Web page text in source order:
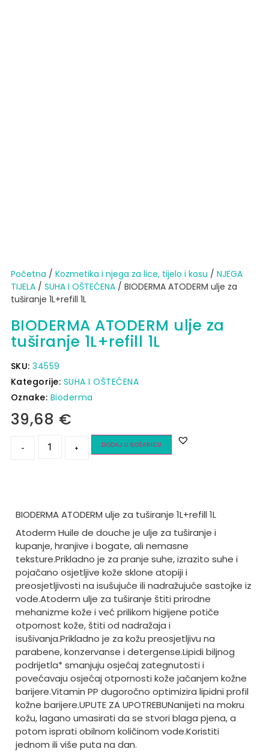
Početna / Kozmetika i njega za lice, tijelo i kosu / NJEGA
TIJELA/ SUHA I OŠTEĆENA/ BIODERMA ATODERM ulje za
tuširanje 1L+refill 1L
BIODERMA ATODERM ulje za
tuširanje 1L+refill 1L
SKU:34559
Kategorije: SUHA I OŠTEĆENA
Oznake: Bioderma
39,68 €
- + DODAJ U KOŠARICU
BIODERMA ATODERM ulje za tuširanje 1L+refill 1L
Atoderm Huile de douche je ulje za tuširanje i
kupanje, hranjive i bogate, ali nemasne
teksture.Prikladno je za pranje suhe, izrazito suhe i
pojačano osjetljive kože sklone atopiji i
preosjetljivosti na isušujuće ili nadražujuće sastojke iz
vode.Atoderm ulje za tuširanje štiti prirodne
mehanizme kože i već prilikom higijene potiče
otpornost kože, štiti od nadražaja i
isušivanja.Prikladno je za kožu preosjetljivu na
parabene, konzervanse i detergense.Lipidi biljnog
podrijetla* smanjuju osjećaj zategnutosti i
povećavaju osjećaj otpornosti kože jačanjem kožne
barijere.Vitamin PP dugoročno optimizira lipidni profil
kožne barijere.UPUTE ZA UPOTREBUNanijeti na mokru
kožu, lagano umasirati da se stvori blaga pjena, a
potom isprati obilnom količinom vode.Koristiti
jednom ili više puta na dan.